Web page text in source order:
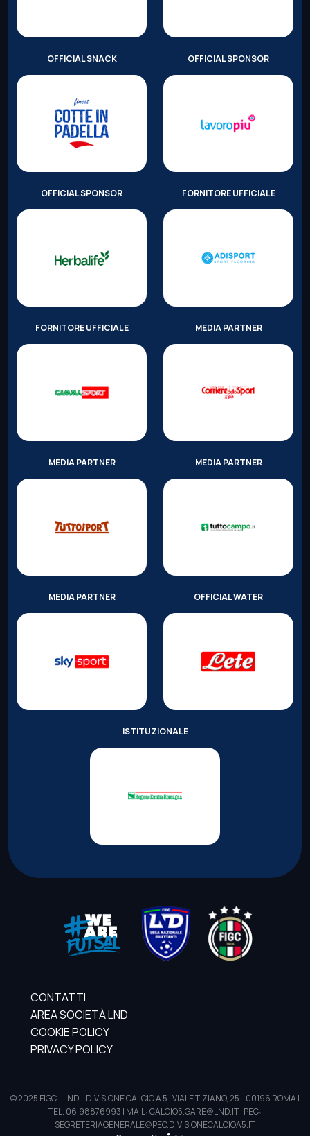
OFFICIAL SNACK OFFICIAL SPONSOR
OFFICIAL SPONSOR FORNITORE UFFICIALE
FORNITORE UFFICIALE MEDIA PARTNER
MEDIA PARTNER MEDIA PARTNER
MEDIA PARTNER OFFICIAL WATER
ISTITUZIONALE
CONTATTI
AREA SOCIETÀ LND
COOKIE POLICY
PRIVACY POLICY
© 2025 FIGC - LND - DIVISIONE CALCIO A 5 | VIALE TIZIANO, 25 - 00196 ROMA |
TEL. 06.98876993 | MAIL: CALCIO5.GARE@LND.IT | PEC:
SEGRETERIAGENERALE@PEC.DIVISIONECALCIOA5.IT